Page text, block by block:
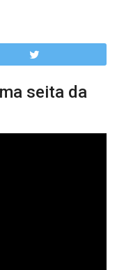
seita da